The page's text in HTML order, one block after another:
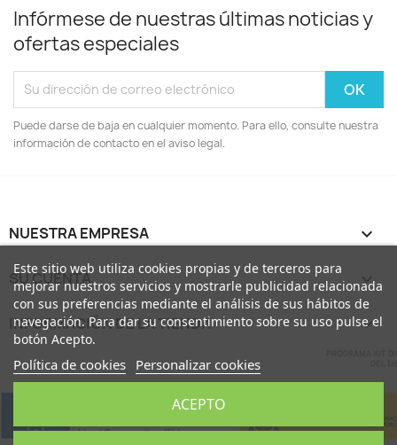
Infórmese de nuestras últimas noticias y
ofertas especiales
Puede darse de baja en cualquier momento. Para ello, consulte nuestra
información de contacto en el aviso legal.
NUESTRA EMPRESA 
SU CUENTA 
INFORMACIÓN DE LA TIENDA keyboard_arrow_down
Este sitio web utiliza cookies propias y de terceros para
mejorar nuestros servicios y mostrarle publicidad relacionada
con sus preferencias mediante el análisis de sus hábitos de
navegación. Para dar su consentimiento sobre su uso pulse el
botón Acepto.
Política de cookies Personalizar cookies
ACEPTO